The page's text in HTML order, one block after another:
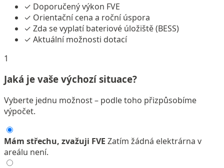
✓ Doporučený výkon FVE
✓ Orientační cena a roční úspora
✓ Zda se vyplatí bateriové úložiště (BESS)
✓ Aktuální možnosti dotací
1
Jaká je vaše výchozí situace?
Vyberte jednu možnost – podle toho přizpůsobíme
výpočet.
Mám střechu, zvažuji FVE Zatím žádná elektrárna v
areálu není.